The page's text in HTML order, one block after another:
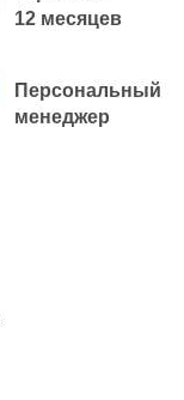
12 месяцев
Персональный
менеджер